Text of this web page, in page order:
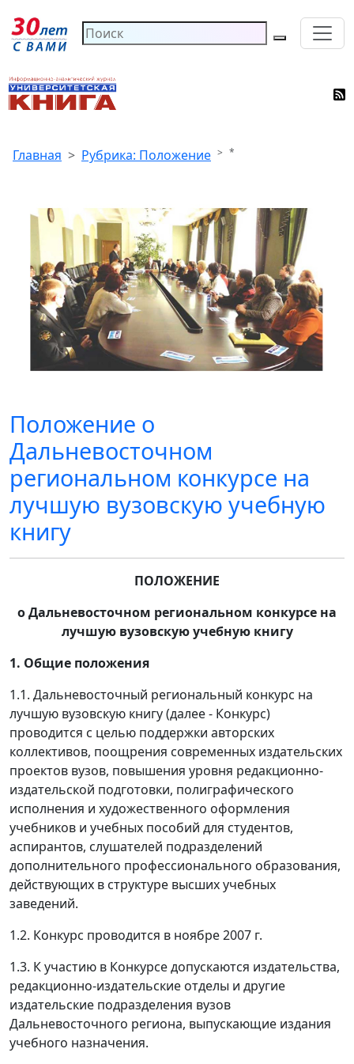
Главная Рубрика: Положение *
Положение о
Дальневосточном
региональном конкурсе на
лучшую вузовскую учебную
книгу
ПОЛОЖЕНИЕ
о Дальневосточном региональном конкурсе на
лучшую вузовскую учебную книгу
1. Общие положения
1.1. Дальневосточный региональный конкурс на
лучшую вузовскую книгу (далее - Конкурс)
проводится с целью поддержки авторских
коллективов, поощрения современных издательских
проектов вузов, повышения уровня редакционно-
издательской подготовки, полиграфического
исполнения и художественного оформления
учебников и учебных пособий для студентов,
аспирантов, слушателей подразделений
дополнительного профессионального образования,
действующих в структуре высших учебных
заведений.
1.2. Конкурс проводится в ноябре 2007 г.
1.3. К участию в Конкурсе допускаются издательства,
редакционно-издательские отделы и другие
издательские подразделения вузов
Дальневосточного региона, выпускающие издания
учебного назначения.